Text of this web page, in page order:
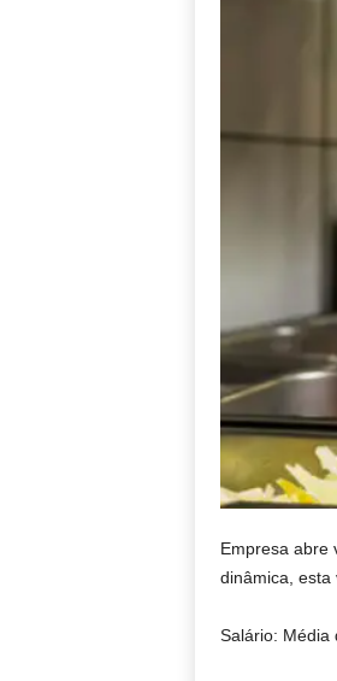
Empresa abre
dinâmica, esta
Salário: Média